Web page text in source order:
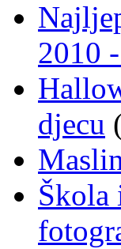
2010
djecu
Škola